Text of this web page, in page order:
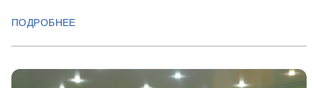
ПОДРОБНЕЕ